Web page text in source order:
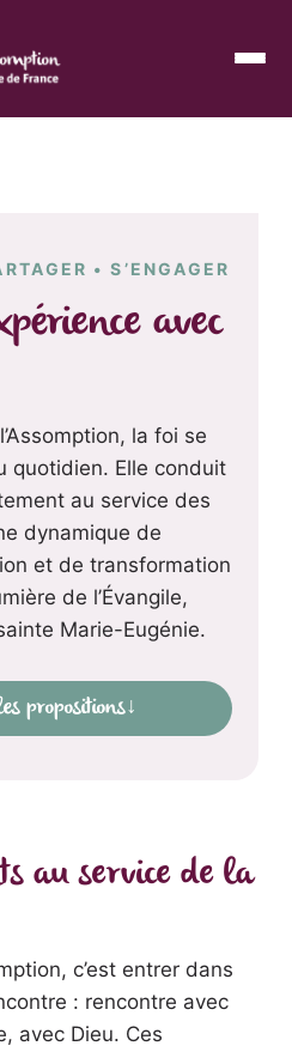
• S’ENGAGER
avec
la foi se
quotidien. Elle conduit
au service des
dynamique de
et de transformation
de l’Évangile,
Marie-Eugénie.
propositions↓
au service de la
c’est entrer dans
: rencontre avec
avec Dieu. Ces